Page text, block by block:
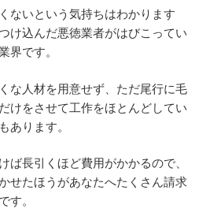
ないという気持ちはわかります
け込んだ悪徳業者がはびこってい
界です。
な人材を用意せず、ただ尾行に毛
けをさせて工作をほとんどしてい
あります。
ば長引くほど費用がかかるので、
せたほうがあなたへたくさん請求
す。